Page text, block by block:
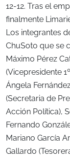
12-12. Tras el
finalmente
Los integrantes
ChuSoto que se
Máximo Pérez
(Vicepresidente
Ángela
(Secretaria de
Acción Política),
Fernando
Mariano García
Gallardo